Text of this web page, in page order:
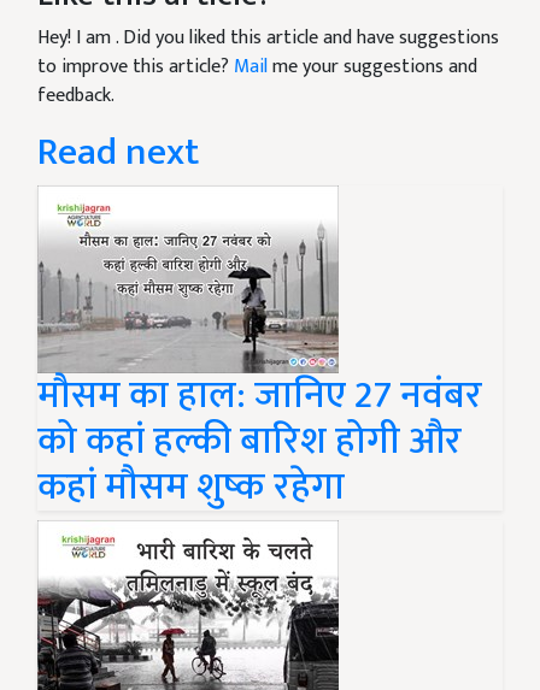
Hey! I am. Did you liked this article and have suggestions
to improve this article? Mailme your suggestions and
feedback.
Read next
मौसम का हाल: जानिए 27 नवंबर
को कहां हल्की बारिश होगी और
कहां मौसम शुष्क रहेगा